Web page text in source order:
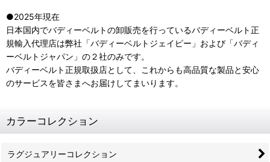
●2025年現在
日本国内でバディーベルトの卸販売を行っているバディーベルト正
規輸入代理店は弊社「バディーベルトジェイピー」および「バディ
ーベルトジャパン」の２社のみです。
バディーベルト正規取扱店として、これからも高品質な製品と安心
のサービスを皆さまへお届けしてまいります。
カラーコレクション
ラグジュアリーコレクション